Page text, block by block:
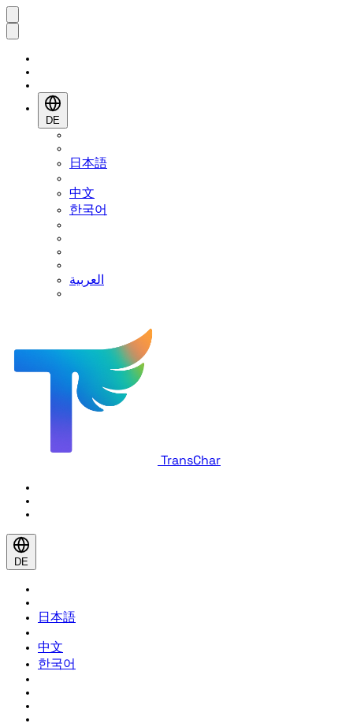
DE
日本語
中文
한국어
العربية
TransChar
DE
日本語
中文
한국어